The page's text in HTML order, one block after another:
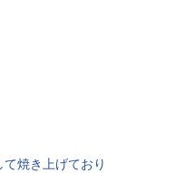
焼き上げており